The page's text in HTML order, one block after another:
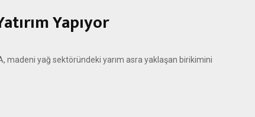
Yapıyor
madeni yağ sektöründeki yarım asra yaklaşan birikimini